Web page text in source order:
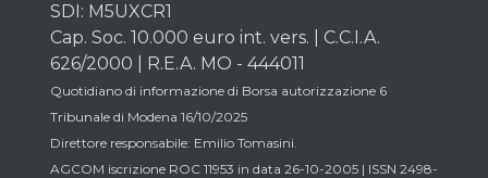
SDI: M5UXCR1
Cap. Soc. 10.000 euro int. vers. | C.C.I.A.
626/2000 | R.E.A. MO - 444011
Quotidiano di informazione di Borsa autorizzazione 6
Tribunale di Modena 16/10/2025
Direttore responsabile: Emilio Tomasini.
AGCOM iscrizione ROC 11953 in data 26-10-2005 | ISSN 2498-